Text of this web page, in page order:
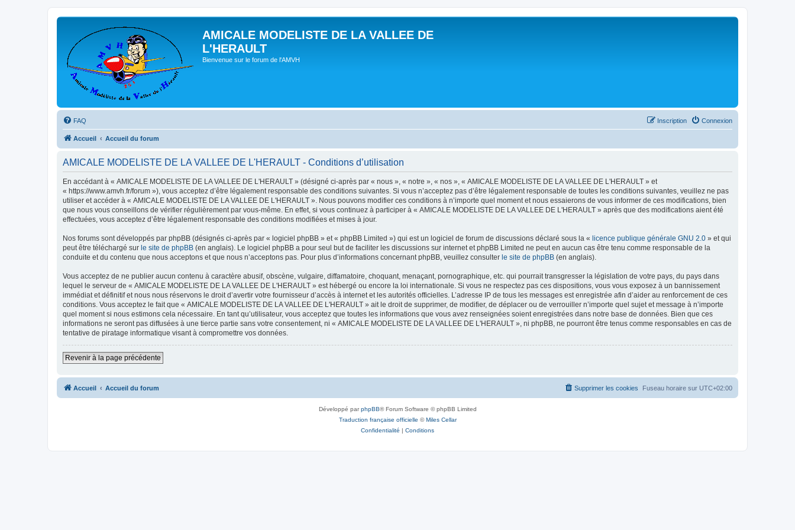
AMICALE MODELISTE DE LA VALLEE DE
L'HERAULT
Bienvenue sur le forum de l'AMVH
FAQ Connexion
Inscription
Accueil Accueil du forum
AMICALE MODELISTE DE LA VALLEE DE L'HERAULT - Conditions d’utilisation
En accédant à « AMICALE MODELISTE DE LA VALLEE DE L'HERAULT » (désigné ci-après par « nous », « notre », « nos », « AMICALE MODELISTE DE LA VALLEE DE L'HERAULT » et
« https://www.amvh.fr/forum »), vous acceptez d’être légalement responsable des conditions suivantes. Si vous n’acceptez pas d’être légalement responsable de toutes les conditions suivantes, veuillez ne pas
utiliser et accéder à « AMICALE MODELISTE DE LA VALLEE DE L'HERAULT ». Nous pouvons modifier ces conditions à n’importe quel moment et nous essaierons de vous informer de ces modifications, bien
que nous vous conseillons de vérifier régulièrement par vous-même. En effet, si vous continuez à participer à « AMICALE MODELISTE DE LA VALLEE DE L'HERAULT » après que des modifications aient été
effectuées, vous acceptez d’être légalement responsable des conditions modifiées et mises à jour.
Nos forums sont développés par phpBB (désignés ci-après par « logiciel phpBB » et « phpBB Limited ») qui est un logiciel de forum de discussions déclaré sous la « licence publique générale GNU 2.0 » et qui
peut être téléchargé sur le site de phpBB (en anglais). Le logiciel phpBB a pour seul but de faciliter les discussions sur internet et phpBB Limited ne peut en aucun cas être tenu comme responsable de la
conduite et du contenu que nous acceptons et que nous n’acceptons pas. Pour plus d’informations concernant phpBB, veuillez consulter le site de phpBB (en anglais).
Vous acceptez de ne publier aucun contenu à caractère abusif, obscène, vulgaire, diffamatoire, choquant, menaçant, pornographique, etc. qui pourrait transgresser la législation de votre pays, du pays dans
lequel le serveur de « AMICALE MODELISTE DE LA VALLEE DE L'HERAULT » est hébergé ou encore la loi internationale. Si vous ne respectez pas ces dispositions, vous vous exposez à un bannissement
immédiat et définitif et nous nous réservons le droit d’avertir votre fournisseur d’accès à internet et les autorités officielles. L’adresse IP de tous les messages est enregistrée afin d’aider au renforcement de ces
conditions. Vous acceptez le fait que « AMICALE MODELISTE DE LA VALLEE DE L'HERAULT » ait le droit de supprimer, de modifier, de déplacer ou de verrouiller n’importe quel sujet et message à n’importe
quel moment si nous estimons cela nécessaire. En tant qu’utilisateur, vous acceptez que toutes les informations que vous avez renseignées soient enregistrées dans notre base de données. Bien que ces
informations ne seront pas diffusées à une tierce partie sans votre consentement, ni « AMICALE MODELISTE DE LA VALLEE DE L'HERAULT », ni phpBB, ne pourront être tenus comme responsables en cas de
tentative de piratage informatique visant à compromettre vos données.
Revenir à la page précédente
Accueil Accueil du forum Fuseau horaire sur UTC+02:00
Supprimer les cookies
Développé parphpBB® Forum Software © phpBB Limited
Traduction française officielle ©Miles Cellar
Confidentialité | Conditions